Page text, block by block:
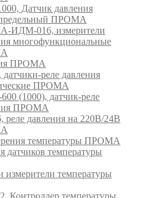
Датчик давления
ПРОМА
ИДМ-016, измерители
многофункциональные
ПРОМА
реле давления
ПРОМА
(1000), датчик-реле
ПРОМА
реле давления на 220В/24В
температуры ПРОМА
датчиков температуры
измерители температуры
Контроллер температуры